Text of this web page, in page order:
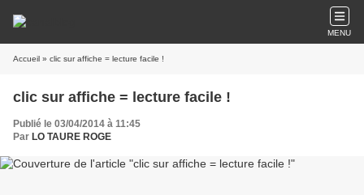
MENU
Accueil » clic sur affiche = lecture facile !
clic sur affiche = lecture facile !
Publié le 03/04/2014 à 11:45
Par LO TAURE ROGE